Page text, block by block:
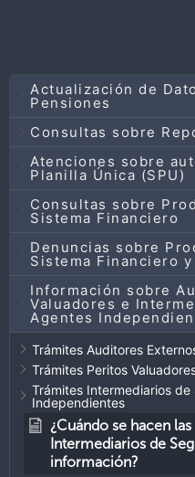
Actualización de
Pensiones
Consultas sobre
Atenciones sobre
Planilla Única (SPU)
Consultas sobre
Sistema Financiero
Denuncias sobre
Sistema Financiero
Información sobre
Valuadores e
Agentes
Trámites Auditores
Trámites Peritos
Trámites Intermediarios
Independientes
¿Cuándo se hacen
Intermediarios de
información?